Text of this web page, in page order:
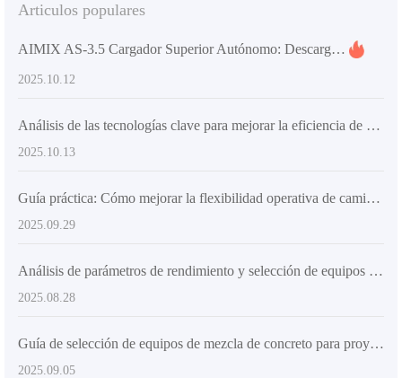
Articulos populares
AIMIX AS-3.5 Cargador Superior Autónomo: Descarga Flexible y Alta Eficiencia para Proyectos Constructivos Extranjeros
2025.10.12
Análisis de las tecnologías clave para mejorar la eficiencia de descarga de mezcladoras de concreto: ventajas de chasis articulados y neumáticos de ingeniería
2025.10.13
Guía práctica: Cómo mejorar la flexibilidad operativa de camiones hormigonera mediante chasis articulado y neumáticos para ingeniería
2025.09.29
Análisis de parámetros de rendimiento y selección de equipos de mezcla de hormigón para proyectos internacionales
2025.08.28
Guía de selección de equipos de mezcla de concreto para proyectos de construcción de gran y mediano tamaño: Factores clave para satisfacer las demandas de alta producción y alta calidad
2025.09.05